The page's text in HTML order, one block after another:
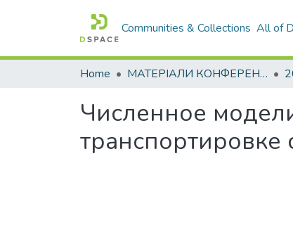
Communities & Collections All of
Home МАТЕРІАЛИ КОНФЕРЕНЦІЙ
Численное
транспортировке